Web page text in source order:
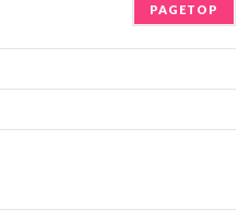
PAGETOP